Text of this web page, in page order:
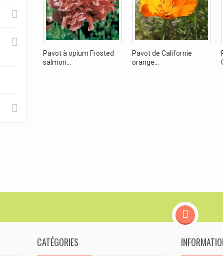
Pavot à opium Frosted
salmon...
Pavot de Californie
orange...
CATÉGORIES